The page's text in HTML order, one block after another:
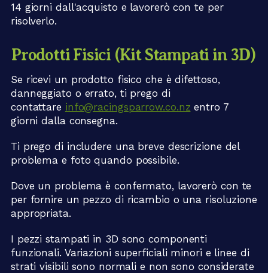
14 giorni dall'acquisto e lavorerò con te per
risolverlo.
Prodotti Fisici (Kit Stampati in 3D)
Se ricevi un prodotto fisico che è difettoso,
danneggiato o errato, ti prego di
contattare info@racingsparrow.co.nz entro 7
giorni dalla consegna.
Ti prego di includere una breve descrizione del
problema e foto quando possibile.
Dove un problema è confermato, lavorerò con te
per fornire un pezzo di ricambio o una risoluzione
appropriata.
I pezzi stampati in 3D sono componenti
funzionali. Variazioni superficiali minori e linee di
strati visibili sono normali e non sono considerate